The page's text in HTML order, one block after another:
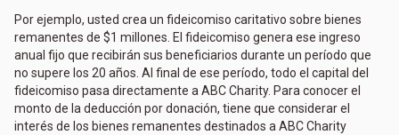
Por ejemplo, usted crea un fideicomiso caritativo sobre bienes
remanentes de $1 millones. El fideicomiso genera ese ingreso
anual fijo que recibirán sus beneficiarios durante un período que
no supere los 20 años. Al final de ese período, todo el capital del
fideicomiso pasa directamente a ABC Charity. Para conocer el
monto de la deducción por donación, tiene que considerar el
interés de los bienes remanentes destinados a ABC Charity